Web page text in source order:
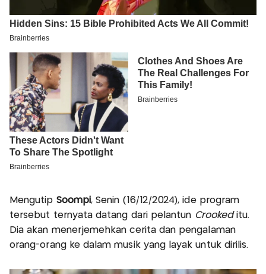
Mengutip Soompi, Senin (16/12/2024), ide program
tersebut ternyata datang dari pelantun Crookeditu.
Dia akan menerjemehkan cerita dan pengalaman
orang-orang ke dalam musik yang layak untuk dirilis.